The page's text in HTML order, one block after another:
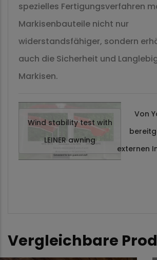
spezielles Fertigungsverfahren
Markisenbauteile nicht nur
widerstandsfähiger, sondern
auch die Sicherheit und
Markisen.
Wind stability test with
LEINER awning
Von
externen
Vergleichbare